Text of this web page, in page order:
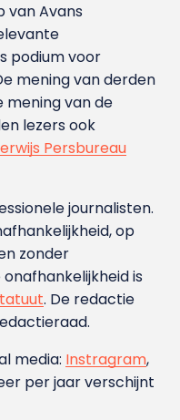
van Avans
podium voor
mening van derden
mening van de
lezers ook
Persbureau
journalisten.
op
zonder
is
. De redactie
media: Instragram,
per jaar verschijnt